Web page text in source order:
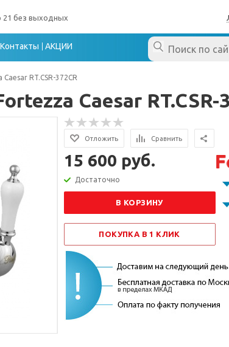
21 без выходных
Контакты АКЦИИ
RT.CSR-372CR
Caesar RT.CSR-
Отложить Сравнить
15 600 руб.
Достаточно
В КОРЗИНУ
ПОКУПКА В 1 КЛИК